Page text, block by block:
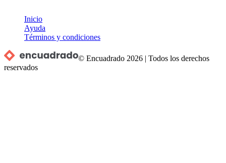
Inicio
Ayuda
Términos y condiciones
© Encuadrado 2026 |Todos los derechos
reservados